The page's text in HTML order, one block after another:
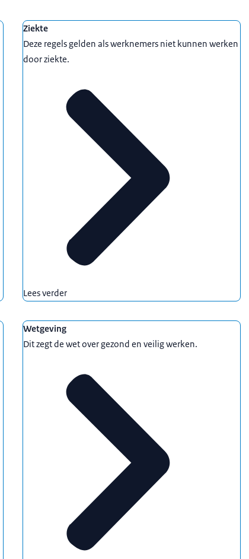
Ziekte
Deze regels gelden als werknemers niet kunnen werken
door ziekte.
Lees verder
Wetgeving
Dit zegt de wet over gezond en veilig werken.